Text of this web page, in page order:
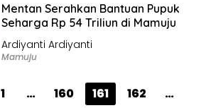
Mentan Serahkan Bantuan Pupuk
Seharga Rp 54 Triliun di Mamuju
Ardiyanti Ardiyanti
Mamuju
1 … 160 161 162
…